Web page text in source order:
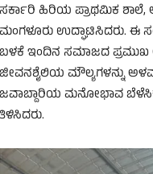
ಸರ್ಕಾರಿ ಹಿರಿಯ ಪ್ರಾಥಮಿಕ ಶಾಲೆ,
ಮಂಗಳೂರು ಉದ್ಘಾಟಿಸಿದರು. ಈ
ಬಳಕೆ ಇಂದಿನ ಸಮಾಜದ ಪ್ರಮುಖ
ಜೀವನಶೈಲಿಯ ಮೌಲ್ಯಗಳನ್ನು
ಜವಾಬ್ದಾರಿಯ ಮನೋಭಾವ
ತಿಳಿಸಿದರು.